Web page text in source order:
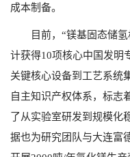
成本制备。
目前，“镁基固态储
计获得10项核心中国发明
关键核心设备到工艺系统
自主知识产权体系，标志
了从实验室研发到规模化
据也为研究团队与大连富